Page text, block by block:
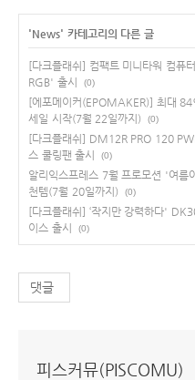
'News' 카테고리의 다른 글
[다크플래쉬] 컴팩트 미니타워 컴퓨
RGB' 출시
(0)
[에포메이커(EPOMAKER)] 최대
세일 시작(7월 22일까지)
(0)
[다크플래쉬] DM12R PRO 120
스 쿨링팬 출시
(0)
알리익스프레스 7월 프로모션 '여름
천템(7월 20일까지)
(0)
[다크플래쉬] ‘작지만 강력하다'
이스 출시
(0)
댓글
피스커뮤(PISCOMU)